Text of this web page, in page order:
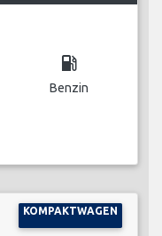
local_gas_station
Benzin
KOMPAKTWAGEN